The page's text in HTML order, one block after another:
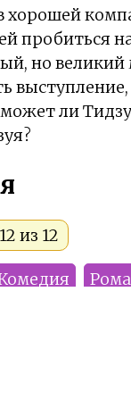
хорошей
пробиться
но
ли
из 12